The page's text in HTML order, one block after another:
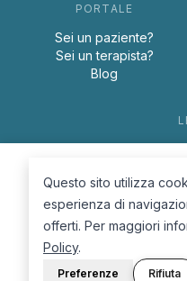
PORTALE
Sei un paziente?
Sei un terapista?
Blog
Questo sito utilizza
esperienza di
offerti. Per maggiori
Policy.
Preferenze Rifiuta